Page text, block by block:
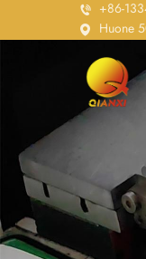
+86-
Huone